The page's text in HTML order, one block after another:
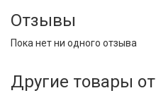
Отзывы
Пока нет ни одного отзыва
Другие товары от